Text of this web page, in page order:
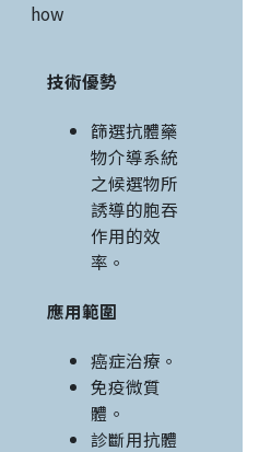
how
技術優勢
篩選抗體藥
物介導系統
之候選物所
誘導的胞吞
作用的效
率。
應用範圍
癌症治療。
免疫微質
體。
診斷用抗體